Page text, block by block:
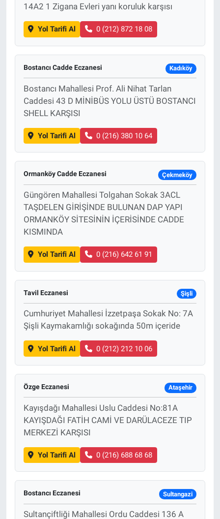
14A2 1 Zigana Evleri yanı koruluk karşısı
Yol Tarifi Al 0 (212) 872 18 08
Bostancı Cadde Eczanesi Kadıköy
Bostancı Mahallesi Prof. Ali Nihat Tarlan
Caddesi 43 D MİNİBÜS YOLU ÜSTÜ BOSTANCI
SHELL KARŞISI
Yol Tarifi Al 0 (216) 380 10 64
Ormanköy Cadde Eczanesi Çekmeköy
Güngören Mahallesi Tolgahan Sokak 3ACL
TAŞDELEN GİRİŞİNDE BULUNAN DAP YAPI
ORMANKÖY SİTESİNİN İÇERİSİNDE CADDE
KISMINDA
Yol Tarifi Al 0 (216) 642 61 91
Tavil Eczanesi Şişli
Cumhuriyet Mahallesi İzzetpaşa Sokak No: 7A
Şişli Kaymakamlığı sokağında 50m içeride
Yol Tarifi Al 0 (212) 212 10 06
Özge Eczanesi Ataşehir
Kayışdağı Mahallesi Uslu Caddesi No:81A
KAYIŞDAĞI FATİH CAMİ VE DARÜLACEZE TIP
MERKEZİ KARŞISI
Yol Tarifi Al 0 (216) 688 68 68
Bostancı Eczanesi Sultangazi
Sultançiftliği Mahallesi Ordu Caddesi 136 A